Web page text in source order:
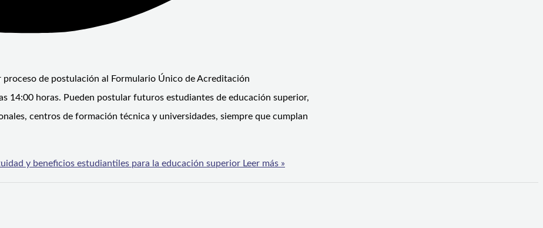
de postulación al Formulario Único de Acreditación
14:00 horas. Pueden postular futuros estudiantes de educación superior,
centros de formación técnica y universidades, siempre que cumplan
y beneficios estudiantiles para la educación superior Leer más »